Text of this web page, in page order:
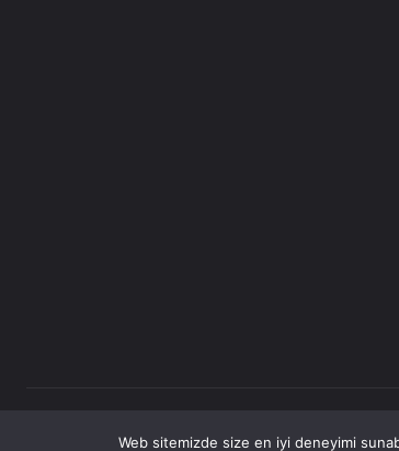
© Newspaper WordPress Theme by TagDiv
Web sitemizde size en iyi deneyimi